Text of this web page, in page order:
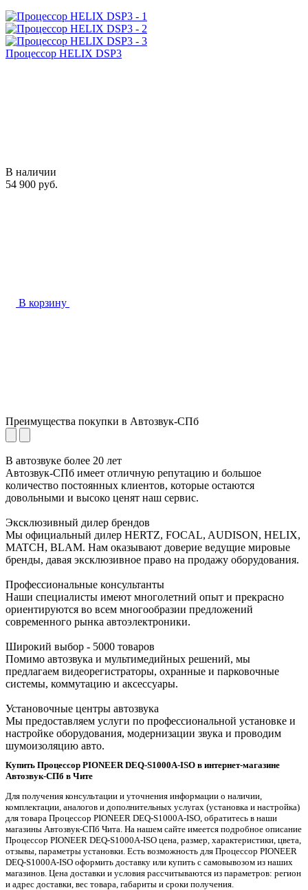
Процессор HELIX DSP3
В наличии
54 900 руб.
В корзину
Преимущества покупки в Автозвук-СПб
В автозвуке более 20 лет
Автозвук-СПб имеет отличную репутацию и большое
количество постоянных клиентов, которые остаются
довольными и высоко ценят наш сервис.
Эксклюзивный дилер брендов
Мы официальный дилер HERTZ, FOCAL, AUDISON, HELIX,
MATCH, BLAM. Нам оказывают доверие ведущие мировые
бренды, давая эксклюзивное право на продажу оборудования.
Профессиональные консультанты
Наши специалисты имеют многолетний опыт и прекрасно
ориентируются во всем многообразии предложений
современного рынка автоэлектроники.
Широкий выбор - 5000 товаров
Помимо автозвука и мультимедийных решений, мы
предлагаем видеорегистраторы, охранные и парковочные
системы, коммутацию и аксессуары.
Установочные центры автозвука
Мы предоставляем услуги по профессиональной установке и
настройке оборудования, модернизации звука и проводим
шумоизоляцию авто.
Купить Процессор PIONEER DEQ-S1000A-ISO в интернет-магазине
Автозвук-СПб в Чите
Для получения консультации и уточнения информации о наличии,
комплектации, аналогов и дополнительных услугах (установка и настройка)
для товара Процессор PIONEER DEQ-S1000A-ISO, обратитесь в наши
магазины Автозвук-СПб Чита. На нашем сайте имеется подробное описание
Процессор PIONEER DEQ-S1000A-ISO цена, размер, характеристики, цвета,
отзывы, параметры установки. Есть возможность для Процессор PIONEER
DEQ-S1000A-ISO оформить доставку или купить с самовывозом из наших
магазинов. Цена доставки и условия рассчитываются из параметров: регион
и адрес доставки, вес товара, габариты и сроки получения.